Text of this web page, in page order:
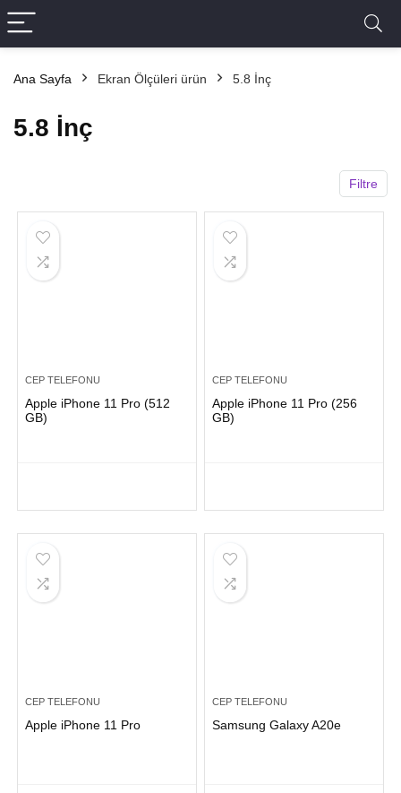
Ana Sayfa Ekran Ölçüleri ürün 5.8 İnç
5.8 İnç
Filtre
CEP TELEFONU
Apple iPhone 11 Pro (512
GB)
CEP TELEFONU
Apple iPhone 11 Pro (256
GB)
CEP TELEFONU
Apple iPhone 11 Pro
CEP TELEFONU
Samsung Galaxy A20e